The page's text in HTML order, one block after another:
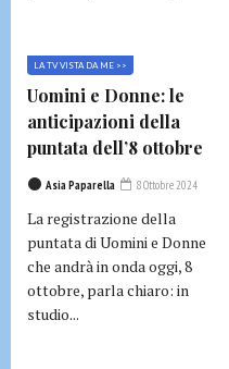
LA TV VISTA DA ME >>
Uomini e Donne: le
anticipazioni della
puntata dell’8 ottobre
Asia Paparella 8 Ottobre 2024
La registrazione della
puntata di Uomini e Donne
che andrà in onda oggi, 8
ottobre, parla chiaro: in
studio...